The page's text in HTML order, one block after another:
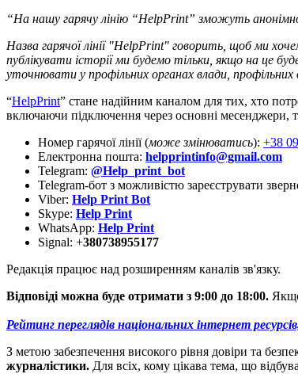
“На нашу гарячу лінію “HelpPrint” зможуть
Назва гарячої лінії "HelpPrint" говорить, щоб ми
публікувати історії ми будемо тільки, якщо на це
уточнювати у профільних органах влади, профільних
“HelpPrint” стане надійним каналом для тих, хто
включаючи підключення через основні месенджери,
Номер гарячої лінії (може змінюватись): +38
Електронна пошта: helpprintinfo@gmail.com
Telegram: @Help_print_bot
Telegram-бот з можливістю зареєструвати
Viber: Help Print Bot
Skype: Help Print
WhatsApp: Help Print
Signal: +380738955177
Редакція працює над розширенням каналів зв'язку.
Відповіді можна буде отримати з 9:00 до 18:00.
Рейтинг переглядів національних інтернет
З метою забезпечення високого рівня довіри та
журналістики. Для всіх, кому цікава тема, що